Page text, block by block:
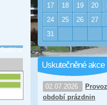
Další »
17
18 19 20
24
25 26 27
31
Uskutečněné akce
02.07.2026
období prázdnin